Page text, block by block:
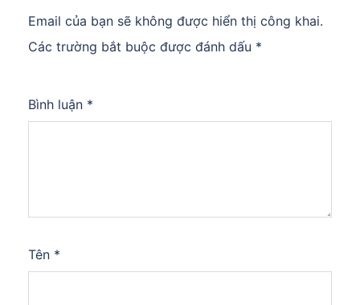
Email của bạn sẽ không được hiển thị công khai.
Các trường bắt buộc được đánh dấu *
Bình luận *
Tên *